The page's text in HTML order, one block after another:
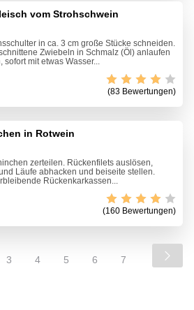
vom Strohschwein
in ca. 3 cm große Stücke schneiden.
Zwiebeln in Schmalz (Öl) anlaufen
sofort mit etwas Wasser...
(83 Bewertungen)
in Rotwein
zerteilen. Rückenfilets auslösen,
Läufe abhacken und beiseite stellen.
Rückenkarkassen...
(160 Bewertungen)
3 4 5 6 7